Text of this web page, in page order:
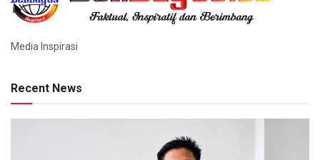
Media Inspirasi
Recent News